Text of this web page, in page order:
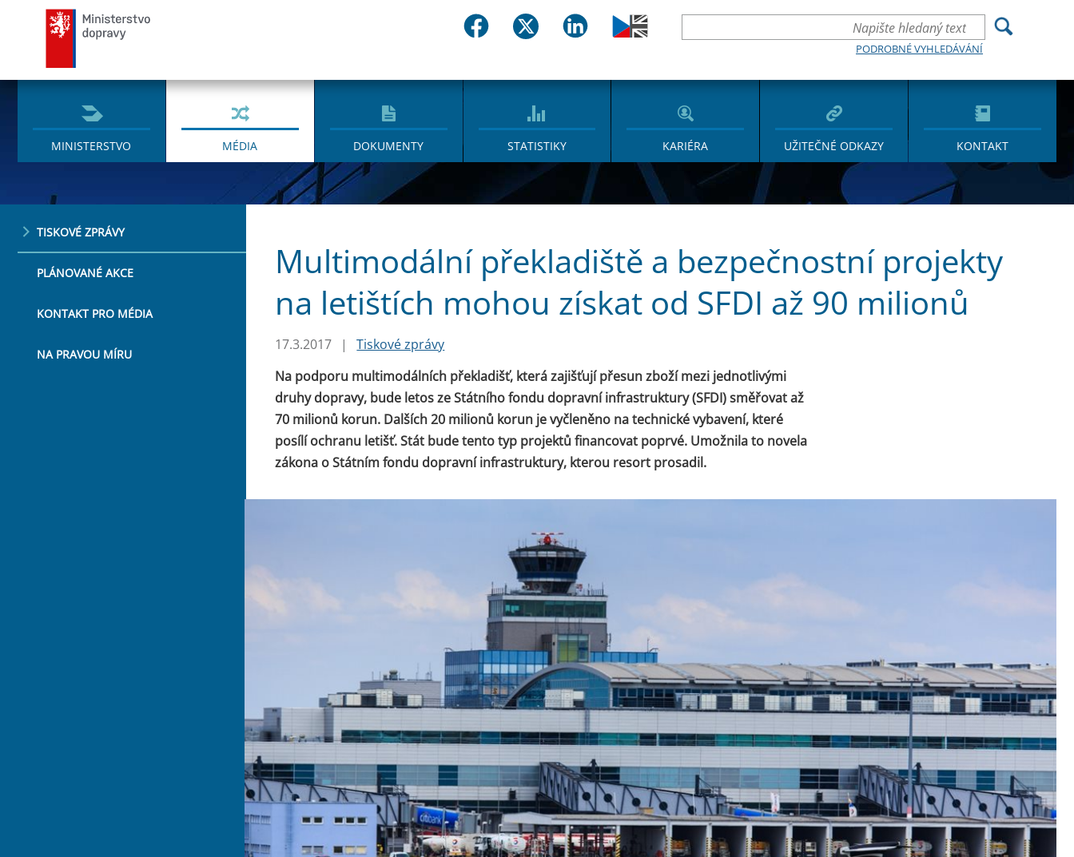
PODROBNÉ VYHLEDÁVÁNÍ
MINISTERSTVO MÉDIA DOKUMENTY STATISTIKY KARIÉRA UŽITEČNÉ ODKAZY KONTAKT
TISKOVÉ ZPRÁVY
PLÁNOVANÉ AKCE
KONTAKT PRO MÉDIA
NA PRAVOU MÍRU
Multimodální překladiště a bezpečnostní projekty
na letištích mohou získat od SFDI až 90 milionů
17.3.2017 |
Tiskové zprávy
Na podporu multimodálních překladišť, která zajišťují přesun zboží mezi jednotlivými
druhy dopravy, bude letos ze Státního fondu dopravní infrastruktury (SFDI) směřovat až
70 milionů korun. Dalších 20 milionů korun je vyčleněno na technické vybavení, které
posílí ochranu letišť. Stát bude tento typ projektů financovat poprvé. Umožnila to novela
zákona o Státním fondu dopravní infrastruktury, kterou resort prosadil.